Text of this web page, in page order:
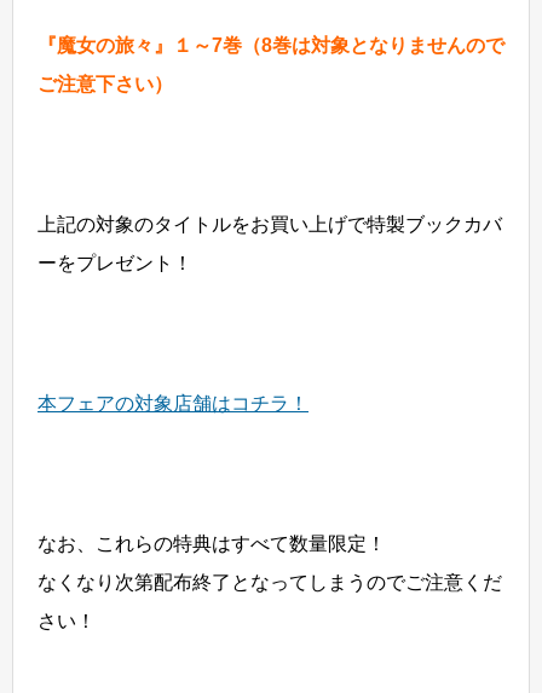
『魔女の旅々』１～7巻（8巻は対象となりませんので
ご注意下さい）
上記の対象のタイトルをお買い上げで特製ブックカバ
ーをプレゼント！
本フェアの対象店舗はコチラ！
なお、これらの特典はすべて数量限定！
なくなり次第配布終了となってしまうのでご注意くだ
さい！